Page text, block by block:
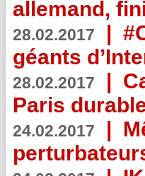
allemand,
28.02.2017 |
géants
28.02.2017 |
Paris
24.02.2017 |